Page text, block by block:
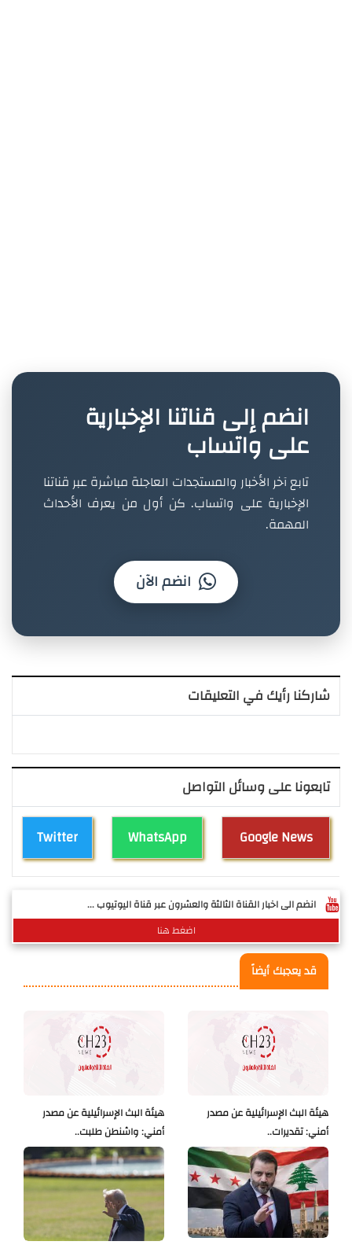
انضم إلى قناتنا الإخبارية
على واتساب
تابع آخر الأخبار والمستجدات العاجلة مباشرة عبر قناتنا
الإخبارية على واتساب. كن أول من يعرف الأحداث
المهمة.
انضم الآن
شاركنا رأيك في التعليقات
تابعونا على وسائل التواصل
Twitter WhatsApp Google News
انضم الى اخبار القناة الثالثة والعشرون عبر قناة اليوتيوب ...
اضغط هنا
قد يعجبك أيضاً
هيئة البث الإسرائيلية عن مصدر
أمني: واشنطن طلبت..
هيئة البث الإسرائيلية عن مصدر
أمني: تقديرات..